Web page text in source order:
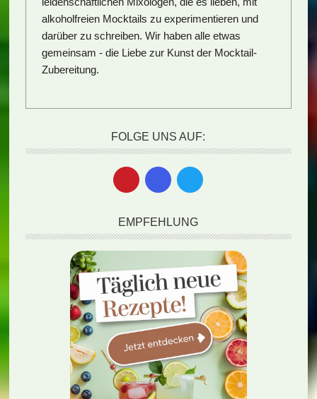
alkoholfreien Mocktails zu experimentieren und
darüber zu schreiben. Wir haben alle etwas
gemeinsam - die Liebe zur Kunst der Mocktail-
Zubereitung.
FOLGE UNS AUF:
EMPFEHLUNG